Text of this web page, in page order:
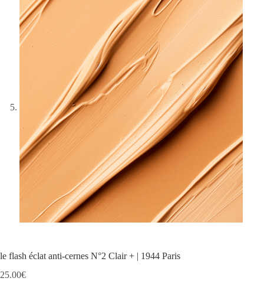
le flash éclat anti-cernes N°2 Clair + | 1944 Paris
25.00€